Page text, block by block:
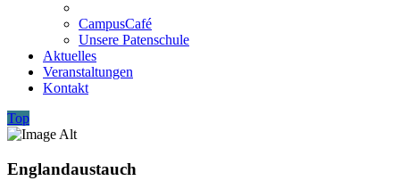
CampusCafé
Unsere Patenschule
Aktuelles
Veranstaltungen
Kontakt
Top
Englandaustauch